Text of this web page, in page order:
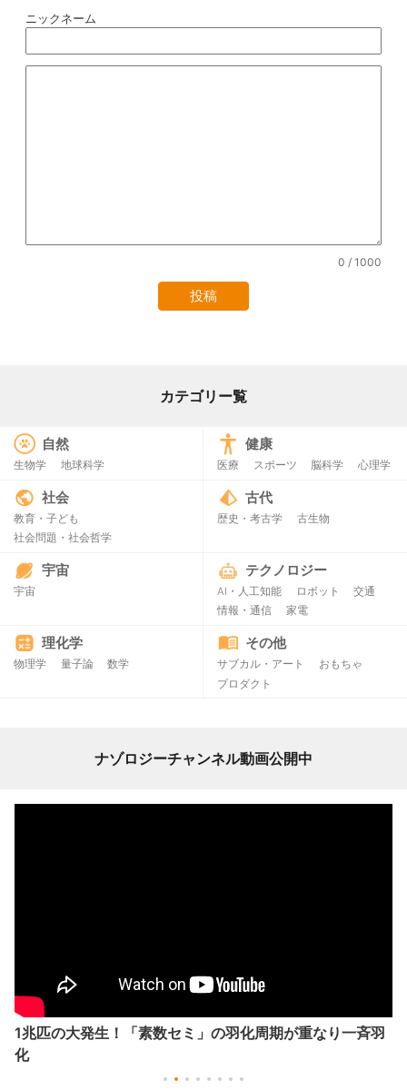
ニックネーム
0 / 1000
カテゴリー覧
自然
生物学 地球科学
健康
医療 スポーツ 脳科学 心理学
社会
教育・子ども
社会問題・社会哲学
古代
歴史・考古学 古生物
宇宙
宇宙
テクノロジー
AI・人工知能 ロボット
交通
情報・通信
家電
理化学
物理学 量子論 数学
その他
サブカル・アート
おもちゃ
プロダクト
ナゾロジーチャンネル動画公開中
1兆匹の大発生！「素数セミ」の羽化周期が重なり一斉羽
化